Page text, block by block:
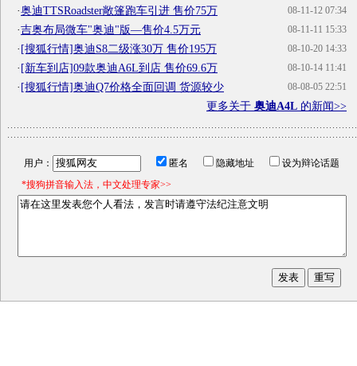
08-11-12 07:34
·奥迪TTSRoadster敞篷跑车引进 售价75万
08-11-11 15:33
·吉奥布局微车"奥迪"版—售价4.5万元
08-10-20 14:33
·[搜狐行情]奥迪S8二级涨30万 售价195万
08-10-14 11:41
·[新车到店]09款奥迪A6L到店 售价69.6万
08-08-05 22:51
·[搜狐行情]奥迪Q7价格全面回调 货源较少
更多关于 奥迪A4L 的新闻>>
用户： 匿名 隐藏地址
设为辩论话题
*搜狗拼音输入法，中文处理专家>>